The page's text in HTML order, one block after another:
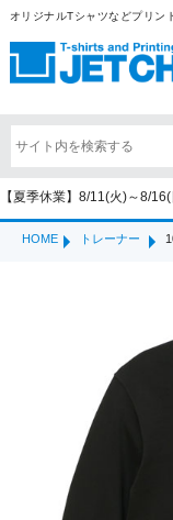
オリジナルTシャツなどプリン
【夏季休業】8/11(火)～8/
HOME トレーナー